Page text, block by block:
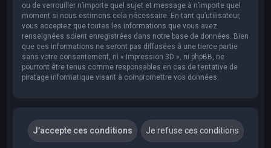
ou de verrouiller n’importe quel sujet et message à n’importe quel
moment si nous estimons cela nécessaire. En tant qu’utilisateur,
vous acceptez que toutes les informations que vous avez
renseignées soient enregistrées dans notre base de données. Bien
que ces informations ne seront pas diffusées à une tierce partie
sans votre consentement, ni « Impression 3D », ni phpBB, ne
pourront être tenus comme responsables en cas de tentative de
piratage informatique visant à compromettre vos données.